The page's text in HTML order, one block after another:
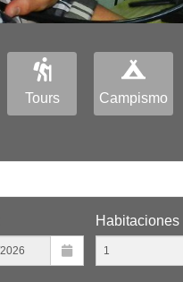
Tours Campismo
Habitaciones